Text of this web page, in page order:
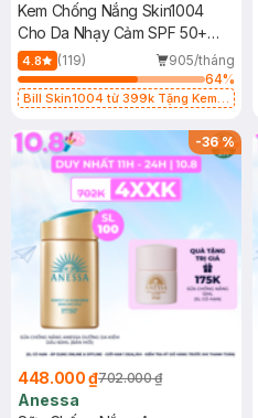
Kem Chống Nắng Skin1004
Cho Da Nhạy Cảm SPF 50+
50ml
4.8 (119)
905/tháng
64%
Bill Skin1004 từ 399k Tặng Kem
SPF 50+ 20ml (SL Có Hạn)
-36%
448.000 ₫702.000 ₫
Anessa